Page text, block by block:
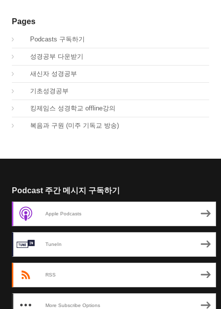
Pages
Podcasts 구독하기
성경공부 다운받기
새신자 성경공부
기초성경공부
킹제임스 성경학교 offline강의
복음과 구원 (미주 기독교 방송)
Podcast 주간 메시지 구독하기
Apple Podcasts
TuneIn
RSS
More Subscribe Options